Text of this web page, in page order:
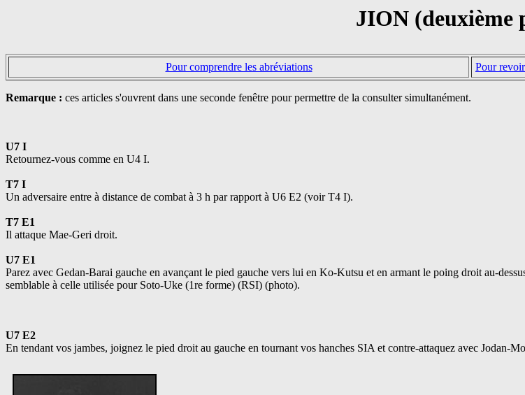
JION (deuxième
Pour comprendre les abréviations Pour
Remarque : ces articles s'ouvrent dans une seconde fenêtre pour permettre de la consulter simultanément.
U7 I
Retournez-vous comme en U4 I.
T7 I
Un adversaire entre à distance de combat à 3 h par rapport à U6 E2 (voir T4 I).
T7 E1
Il attaque Mae-Geri droit.
U7 E1
Parez avec Gedan-Barai gauche en avançant le pied gauche vers lui en Ko-Kutsu et en armant le poing droit au-
semblable à celle utilisée pour Soto-Uke (1re forme) (RSI) (photo).
U7 E2
En tendant vos jambes, joignez le pied droit au gauche en tournant vos hanches SIA et contre-attaquez avec Jodan-